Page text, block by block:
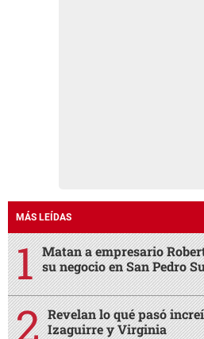
MÁS LEÍDAS
Matan a empresario
su negocio en San Pedro
Revelan lo qué pasó
Izaguirre y Virginia